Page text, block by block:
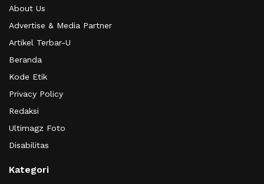
About Us
Advertise & Media Partner
Artikel Terbar-U
Beranda
Kode Etik
Privacy Policy
Redaksi
Ultimagz Foto
Disabilitas
Kategori